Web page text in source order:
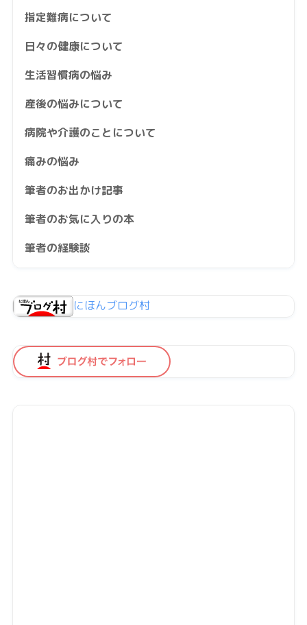
指定難病について
日々の健康について
生活習慣病の悩み
産後の悩みについて
病院や介護のことについて
痛みの悩み
筆者のお出かけ記事
筆者のお気に入りの本
筆者の経験談
にほんブログ村